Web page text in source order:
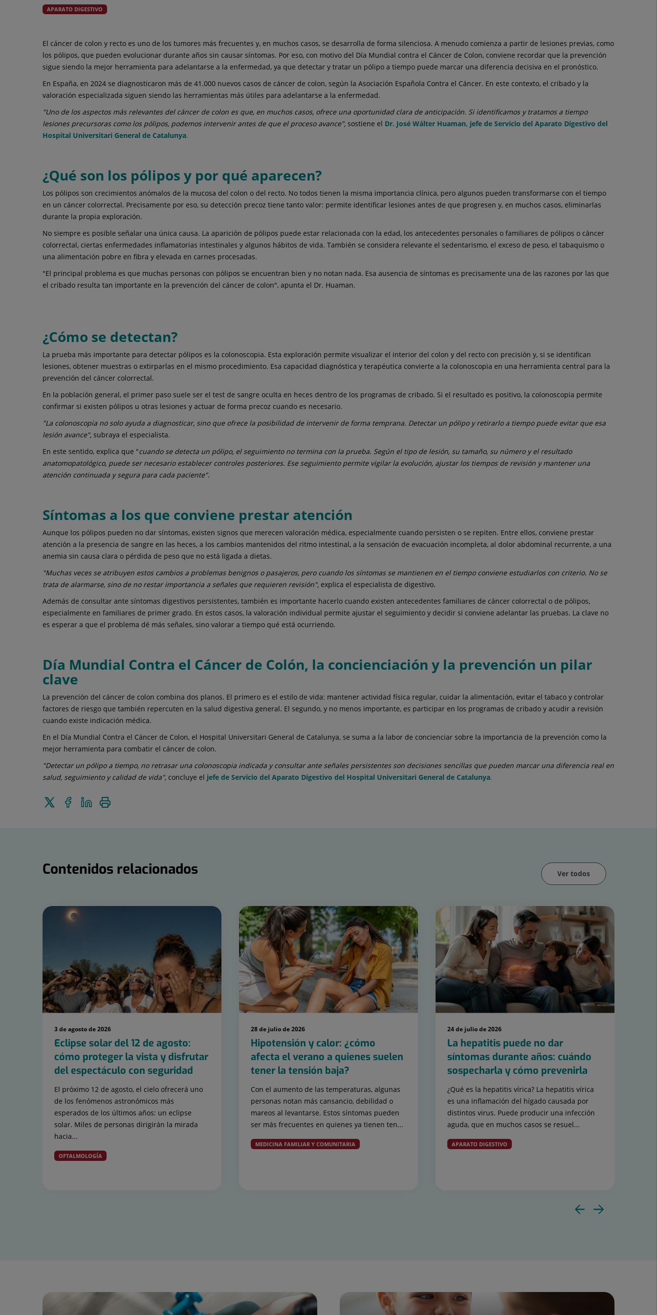
APARATO DIGESTIVO
El cáncer de colon y recto es uno de los tumores más frecuentes y, en muchos casos, se desarrolla de forma silenciosa. A menudo comienza a partir de lesiones previas, como
los pólipos, que pueden evolucionar durante años sin causar síntomas. Por eso, con motivo del Día Mundial contra el Cáncer de Colon, conviene recordar que la prevención
sigue siendo la mejor herramienta para adelantarse a la enfermedad, ya que detectar y tratar un pólipo a tiempo puede marcar una diferencia decisiva en el pronóstico.
En España, en 2024 se diagnosticaron más de 41.000 nuevos casos de cáncer de colon, según la Asociación Española Contra el Cáncer. En este contexto, el cribado y la
valoración especializada siguen siendo las herramientas más útiles para adelantarse a la enfermedad.
"Uno de los aspectos más relevantes del cáncer de colon es que, en muchos casos, ofrece una oportunidad clara de anticipación. Si identificamos y tratamos a tiempo
lesiones precursoras como los pólipos, podemos intervenir antes de que el proceso avance", sostiene el Dr. José Wálter Huaman, jefe de Servicio del Aparato Digestivo del
Hospital Universitari General de Catalunya.
¿Qué son los pólipos y por qué aparecen?
Los pólipos son crecimientos anómalos de la mucosa del colon o del recto. No todos tienen la misma importancia clínica, pero algunos pueden transformarse con el tiempo
en un cáncer colorrectal. Precisamente por eso, su detección precoz tiene tanto valor: permite identificar lesiones antes de que progresen y, en muchos casos, eliminarlas
durante la propia exploración.
No siempre es posible señalar una única causa. La aparición de pólipos puede estar relacionada con la edad, los antecedentes personales o familiares de pólipos o cáncer
colorrectal, ciertas enfermedades inflamatorias intestinales y algunos hábitos de vida. También se considera relevante el sedentarismo, el exceso de peso, el tabaquismo o
una alimentación pobre en fibra y elevada en carnes procesadas.
"El principal problema es que muchas personas con pólipos se encuentran bien y no notan nada. Esa ausencia de síntomas es precisamente una de las razones por las que
el cribado resulta tan importante en la prevención del cáncer de colon", apunta el Dr. Huaman.
¿Cómo se detectan?
La prueba más importante para detectar pólipos es la colonoscopia. Esta exploración permite visualizar el interior del colon y del recto con precisión y, si se identifican
lesiones, obtener muestras o extirparlas en el mismo procedimiento. Esa capacidad diagnóstica y terapéutica convierte a la colonoscopia en una herramienta central para la
prevención del cáncer colorrectal.
En la población general, el primer paso suele ser el test de sangre oculta en heces dentro de los programas de cribado. Si el resultado es positivo, la colonoscopia permite
confirmar si existen pólipos u otras lesiones y actuar de forma precoz cuando es necesario.
"La colonoscopia no solo ayuda a diagnosticar, sino que ofrece la posibilidad de intervenir de forma temprana. Detectar un pólipo y retirarlo a tiempo puede evitar que esa
lesión avance", subraya el especialista.
En este sentido, explica que "cuando se detecta un pólipo, el seguimiento no termina con la prueba. Según el tipo de lesión, su tamaño, su número y el resultado
anatomopatológico, puede ser necesario establecer controles posteriores. Ese seguimiento permite vigilar la evolución, ajustar los tiempos de revisión y mantener una
atención continuada y segura para cada paciente".
Síntomas a los que conviene prestar atención
Aunque los pólipos pueden no dar síntomas, existen signos que merecen valoración médica, especialmente cuando persisten o se repiten. Entre ellos, conviene prestar
atención a la presencia de sangre en las heces, a los cambios mantenidos del ritmo intestinal, a la sensación de evacuación incompleta, al dolor abdominal recurrente, a una
anemia sin causa clara o pérdida de peso que no está ligada a dietas.
"Muchas veces se atribuyen estos cambios a problemas benignos o pasajeros, pero cuando los síntomas se mantienen en el tiempo conviene estudiarlos con criterio. No se
trata de alarmarse, sino de no restar importancia a señales que requieren revisión", explica el especialista de digestivo.
Además de consultar ante síntomas digestivos persistentes, también es importante hacerlo cuando existen antecedentes familiares de cáncer colorrectal o de pólipos,
especialmente en familiares de primer grado. En estos casos, la valoración individual permite ajustar el seguimiento y decidir si conviene adelantar las pruebas. La clave no
es esperar a que el problema dé más señales, sino valorar a tiempo qué está ocurriendo.
Día Mundial Contra el Cáncer de Colón, la concienciación y la prevención un pilar
clave
La prevención del cáncer de colon combina dos planos. El primero es el estilo de vida: mantener actividad física regular, cuidar la alimentación, evitar el tabaco y controlar
factores de riesgo que también repercuten en la salud digestiva general. El segundo, y no menos importante, es participar en los programas de cribado y acudir a revisión
cuando existe indicación médica.
En el Día Mundial Contra el Cáncer de Colon, el Hospital Universitari General de Catalunya, se suma a la labor de concienciar sobre la importancia de la prevención como la
mejor herramienta para combatir el cáncer de colon.
"Detectar un pólipo a tiempo, no retrasar una colonoscopia indicada y consultar ante señales persistentes son decisiones sencillas que pueden marcar una diferencia real en
salud, seguimiento y calidad de vida", concluye el jefe de Servicio del Aparato Digestivo del Hospital Universitari General de Catalunya.
Enviar
Compartir
en
Compartir
Contenidos relacionados
Número
3 de agosto de 2026
Eclipse solar del 12 de agosto:
cómo proteger la vista y disfrutar
del espectáculo con seguridad
El próximo 12 de agosto, el cielo ofrecerá uno
de los fenómenos astronómicos más
esperados de los últimos años: un eclipse
solar. Miles de personas dirigirán la mirada
hacia...
OFTALMOLOGÍA
28 de julio de 2026
Hipotensión y calor: ¿cómo
afecta el verano a quienes suelen
tener la tensión baja?
Con el aumento de las temperaturas, algunas
personas notan más cansancio, debilidad o
mareos al levantarse. Estos síntomas pueden
ser más frecuentes en quienes ya tienen ten...
MEDICINA FAMILIAR Y COMUNITARIA
24 de julio de 2026
La hepatitis puede no dar
síntomas durante años: cuándo
sospecharla y cómo prevenirla
¿Qué es la hepatitis vírica? La hepatitis vírica
es una inflamación del hígado causada por
distintos virus. Puede producir una infección
aguda, que en muchos casos se resuel...
APARATO DIGESTIVO
Ver todos